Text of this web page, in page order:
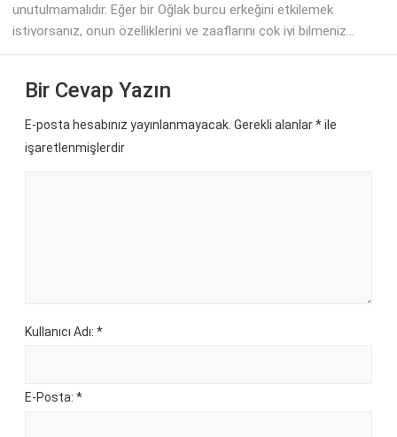
unutulmamalıdır. Eğer bir Oğlak burcu erkeğini etkilemek
istiyorsanız, onun özelliklerini ve zaaflarını çok iyi bilmeniz...
Bir Cevap Yazın
E-posta hesabınız yayınlanmayacak. Gerekli alanlar*ile
işaretlenmişlerdir
Kullanıcı Adı: *
E-Posta: *